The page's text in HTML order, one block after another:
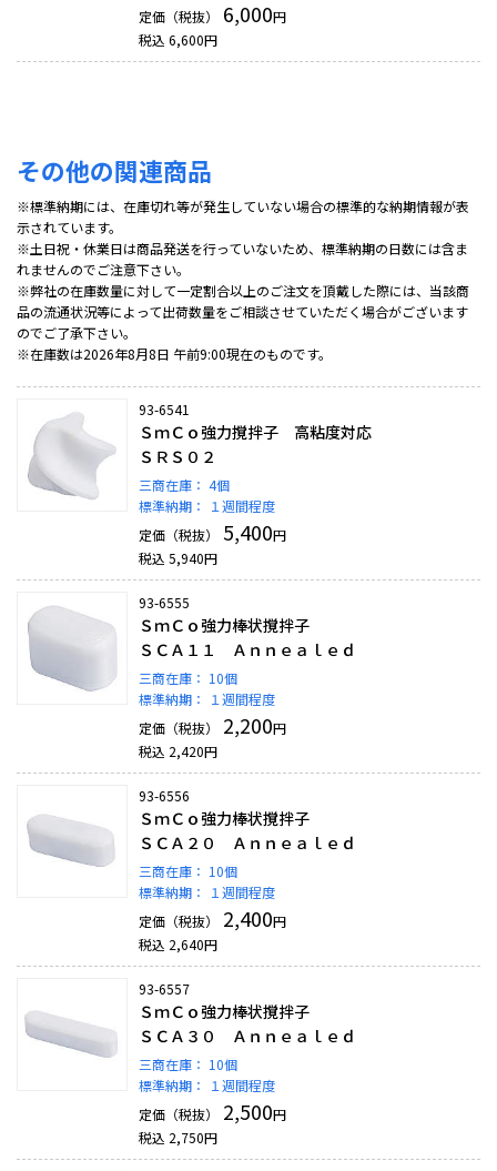
定価（税抜）
6,000円
税込 6,600円
その他の関連商品
※標準納期には、在庫切れ等が発生していない場合の標準的な納期情報が表
示されています。
※土日祝・休業日は商品発送を行っていないため、標準納期の日数には含ま
れませんのでご注意下さい。
※弊社の在庫数量に対して一定割合以上のご注文を頂戴した際には、当該商
品の流通状況等によって出荷数量をご相談させていただく場合がございます
のでご了承下さい。
※在庫数は2026年8月8日 午前9:00現在のものです。
93-6541
ＳｍＣｏ強力撹拌子 高粘度対応
ＳＲＳ０２
三商在庫： 4個
標準納期：
１週間程度
定価（税抜）
5,400円
税込 5,940円
93-6555
ＳｍＣｏ強力棒状撹拌子
ＳＣＡ１１ Ａｎｎｅａｌｅｄ
三商在庫： 10個
標準納期：
１週間程度
定価（税抜）
2,200円
税込 2,420円
93-6556
ＳｍＣｏ強力棒状撹拌子
ＳＣＡ２０ Ａｎｎｅａｌｅｄ
三商在庫： 10個
標準納期：
１週間程度
定価（税抜）
2,400円
税込 2,640円
93-6557
ＳｍＣｏ強力棒状撹拌子
ＳＣＡ３０ Ａｎｎｅａｌｅｄ
三商在庫： 10個
標準納期：
１週間程度
定価（税抜）
2,500円
税込 2,750円